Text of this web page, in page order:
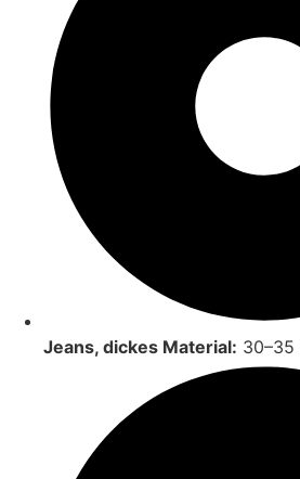
Jeans, dickes Material: 30–35